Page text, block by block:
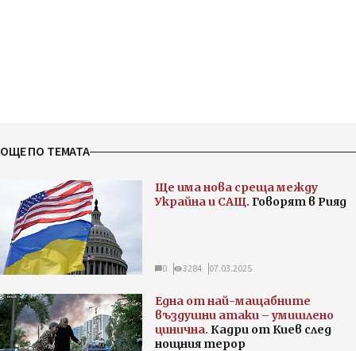
ОЩЕ ПО ТЕМАТА
Ще има нова среща между
Украйна и САЩ. Говорят в Рияд
0 3284 07.03.2025
Една от най-мащабните
въздушни атаки – умишлено
цинична. Кадри от Киев след
нощния терор